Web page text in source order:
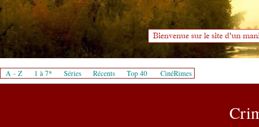
Bienvenue sur le site d'un
A - Z 1 à 7* Séries Récents Top 40 CinéRimes